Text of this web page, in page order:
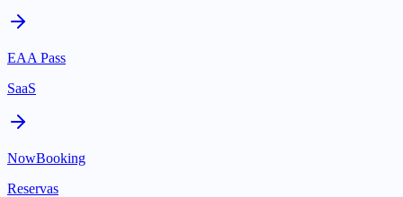
EAA Pass
SaaS
NowBooking
Reservas